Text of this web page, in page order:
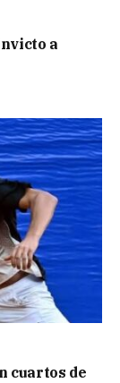
a
cuartos de